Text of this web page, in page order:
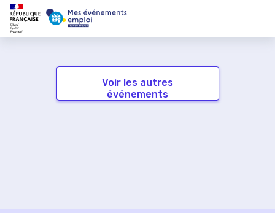
Voir les autres
événements